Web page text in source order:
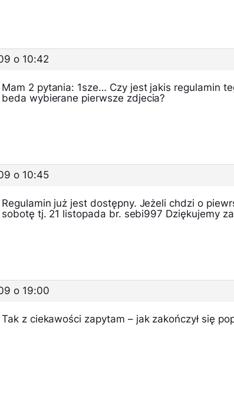
o 10:42
Mam 2 pytania: 1sze… Czy jest jakis regulamin
beda wybierane pierwsze zdjecia?
o 10:45
Regulamin już jest dostępny. Jeżeli chdzi o
sobotę tj. 21 listopada br. sebi997 Dziękujemy
o 19:00
Tak z ciekawości zapytam – jak zakończył się